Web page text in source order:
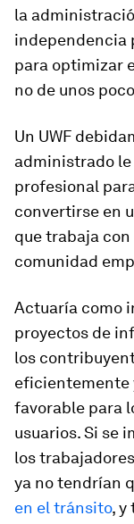
la
independencia
para optimizar
no de unos
Un UWF
administrado
profesional
convertirse en
que trabaja
comunidad
Actuaría como
proyectos de
los
eficientemente
favorable para
usuarios. Si se
los
ya no tendrían
en el tránsito, y